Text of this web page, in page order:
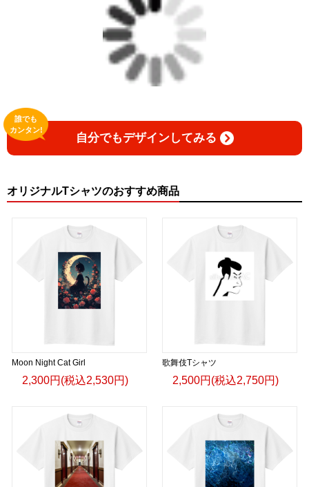
自分でもデザインしてみる
誰でも
カンタン!
オリジナルTシャツのおすすめ商品
Moon Night Cat Girl
2,300円(税込2,530円)
歌舞伎Tシャツ
2,500円(税込2,750円)